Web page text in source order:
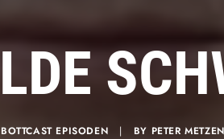
BOTTCAST EPISODEN | BY PETER METZEN